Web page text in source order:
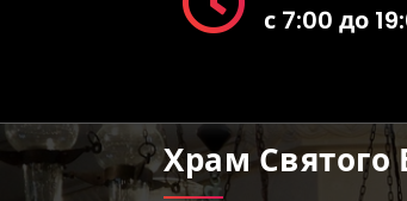
с 7:00 до
Храм